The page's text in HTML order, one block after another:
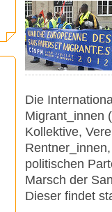
Die
Migrant_innen
Kollektive,
politischen
Marsch der
Dieser findet